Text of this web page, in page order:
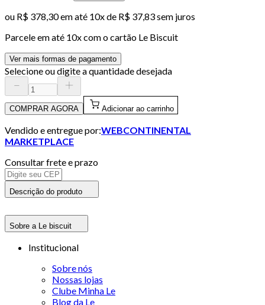
ou R$ 378,30em até 10x de R$ 37,83 sem juros
Parcele em até 10x com o cartão Le Biscuit
Ver mais formas de pagamento
Selecione ou digite a quantidade desejada
COMPRAR AGORA Adicionar ao carrinho
Vendido e entregue por:WEBCONTINENTAL
MARKETPLACE
Consultar frete e prazo
Descrição do produto
Sobre a Le biscuit
Institucional
Sobre nós
Nossas lojas
Clube Minha Le
Blog da Le